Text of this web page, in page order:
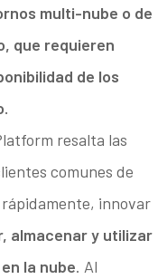
multi-nube o de
que requieren
de los
resalta las
comunes de
rápidamente, innovar
almacenar y utilizar
la nube. Al